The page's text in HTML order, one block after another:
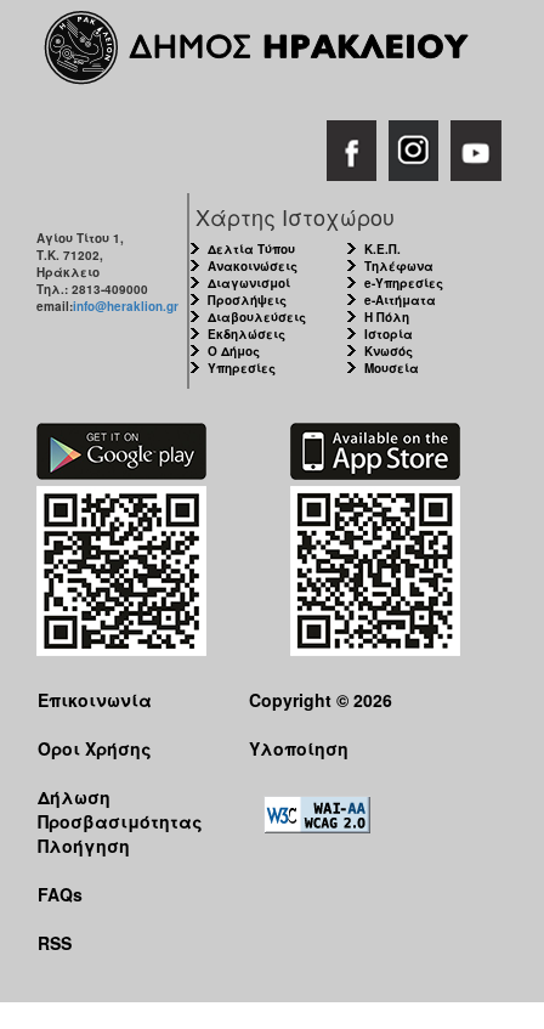
Αγίου Τίτου 1,
Τ.Κ. 71202,
Ηράκλειο
Τηλ.: 2813-409000
email:info@heraklion.gr
Χάρτης Ιστοχώρου
Δελτία Τύπου
Ανακοινώσεις
Διαγωνισμοί
Προσλήψεις
Διαβουλεύσεις
Εκδηλώσεις
Ο Δήμος
Υπηρεσίες
Κ.Ε.Π.
Τηλέφωνα
e-Υπηρεσίες
e-Αιτήματα
Η Πόλη
Ιστορία
Κνωσός
Μουσεία
Επικοινωνία
Όροι Χρήσης
Δήλωση
Προσβασιμότητας
Πλοήγηση
FAQs
RSS
Copyright © 2026
Υλοποίηση